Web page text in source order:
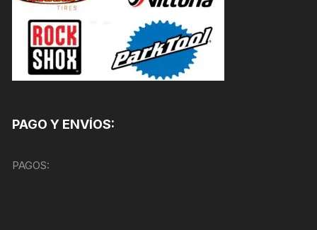
PAGO Y ENVÍOS:
PAGOS: